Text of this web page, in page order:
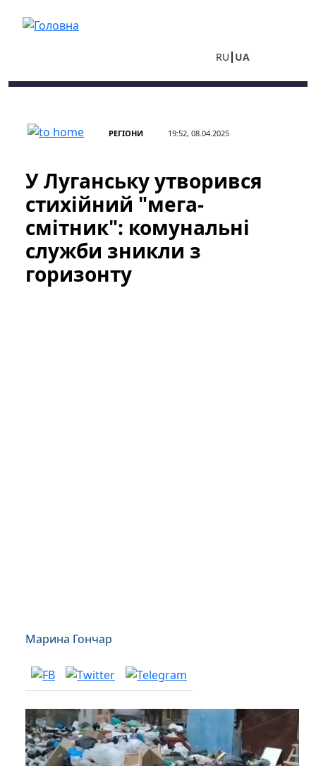
RU UA
РЕГІОНИ 19:52, 08.04.2025
У Луганську утворився
стихійний "мега-
смітник": комунальні
служби зникли з
горизонту
Марина Гончар